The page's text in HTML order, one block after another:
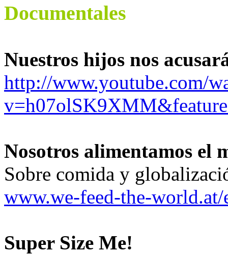
replicas relojes suizos relojes imitacion
Documentales
Nuestros hijos nos
http://www.youtube.com/
Nosotros alimentamos el
Sobre comida y
www.we-feed-the-
Super Size Me!